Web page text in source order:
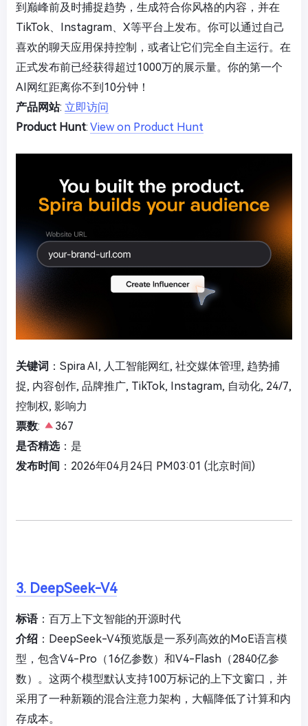
到巅峰前及时捕捉趋势，生成符合你风格的内容，并在
TikTok、Instagram、X等平台上发布。你可以通过自己
喜欢的聊天应用保持控制，或者让它们完全自主运行。在
正式发布前已经获得超过1000万的展示量。你的第一个
AI网红距离你不到10分钟！
产品网站: 立即访问
Product Hunt: View on Product Hunt
关键词 ：Spira AI, 人工智能网红, 社交媒体管理, 趋势捕
捉, 内容创作, 品牌推广, TikTok, Instagram, 自动化, 24/7,
控制权, 影响力
票数:
367
是否精选：是
发布时间 ：2026年04月24日 PM03:01 (北京时间)
3. DeepSeek-V4
标语：百万上下文智能的开源时代
介绍 ：DeepSeek-V4预览版是一系列高效的MoE语言模
型，包含V4-Pro（16亿参数）和V4-Flash（2840亿参
数）。这两个模型默认支持100万标记的上下文窗口，并
采用了一种新颖的混合注意力架构，大幅降低了计算和内
存成本。